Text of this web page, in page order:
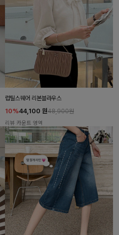
럽틸스퀘어 리본블라우스
10%44,100 원48,900원
리뷰 카운트 영역